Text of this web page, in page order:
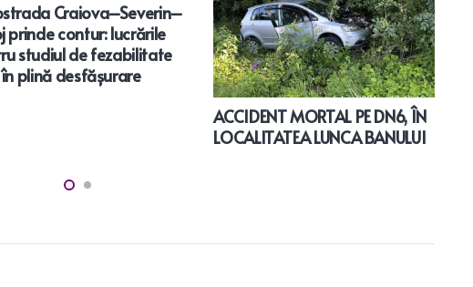
Craiova–Severin–
prinde contur: lucrările
studiul de fezabilitate
plină desfășurare
ACCIDENT MORTAL PE DN6, ÎN
LOCALITATEA LUNCA BANULUI